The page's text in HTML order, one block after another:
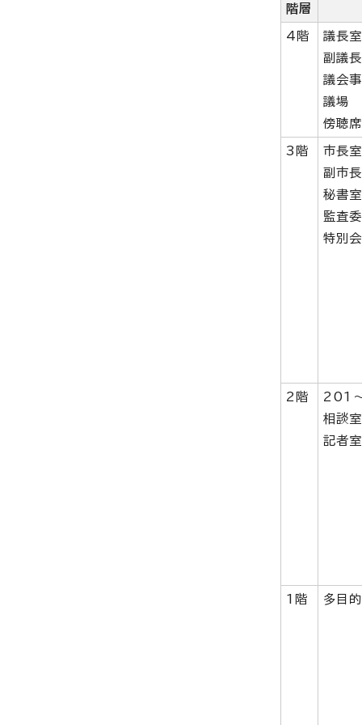
階層
4階
議長室
副議
議会
議場
傍聴席
3階
市長室
副市
秘書室
監査
特別
2階
201
相談
記者室
1階 多目